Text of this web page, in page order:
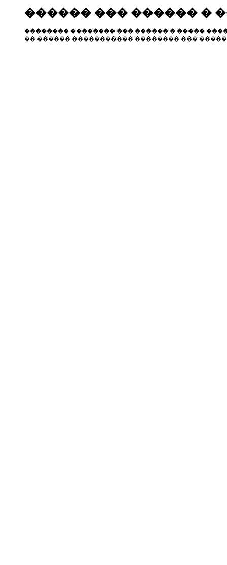
������ ��� ������ �
�������� �������� ��� ������ � �����
�� ������ ����������� �������� ���